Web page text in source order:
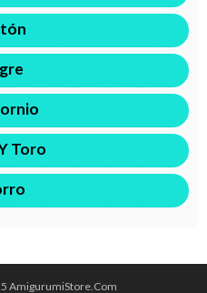
Toro
AmigurumiStore.Com